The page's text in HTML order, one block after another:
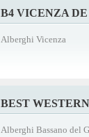
B4 VICENZA
Alberghi Vicenza
BEST
Alberghi Bassano del